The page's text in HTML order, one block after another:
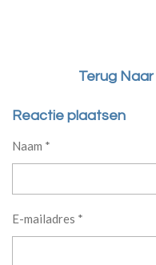
Terug Naar
Reactie plaatsen
Naam *
E-mailadres *